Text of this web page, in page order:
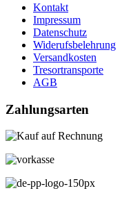
Kontakt
Impressum
Datenschutz
Widerufsbelehrung
Versandkosten
Tresortransporte
AGB
Zahlungsarten